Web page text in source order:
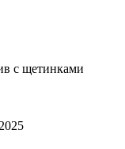
с щетинками